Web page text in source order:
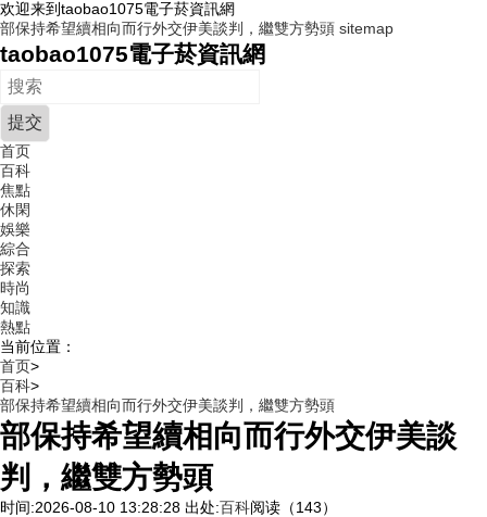
欢迎来到taobao1075電子菸資訊網
部保持希望續相向而行外交伊美談判，繼雙方勢頭 sitemap
taobao1075電子菸資訊網
首页
百科
焦點
休閑
娛樂
綜合
探索
時尚
知識
熱點
当前位置：
首页>
百科>
部保持希望續相向而行外交伊美談判，繼雙方勢頭
部保持希望續相向而行外交伊美談
判，繼雙方勢頭
时间:2026-08-10 13:28:28 出处:百科阅读（143）